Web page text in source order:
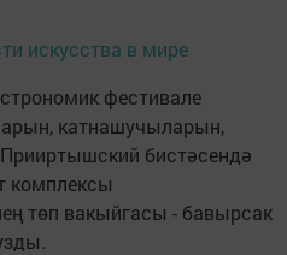
искусства в мире
фестивале
катнашучыларын,
бистәсендә
комплексы
төп вакыйгасы - бавырсак